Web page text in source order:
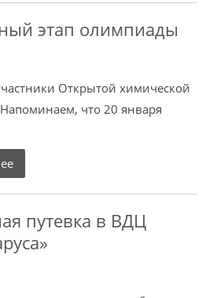
этап олимпиады
Открытой химической
что 20 января
путевка в ВДЦ